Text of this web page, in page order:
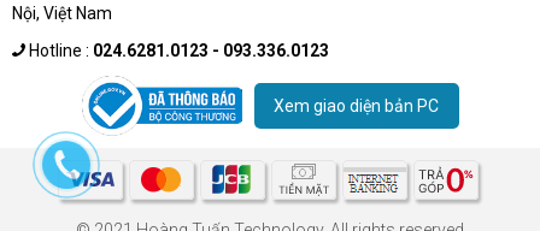
Nội, Việt Nam
Hotline : 024.6281.0123 - 093.336.0123
Xem giao diện bản PC